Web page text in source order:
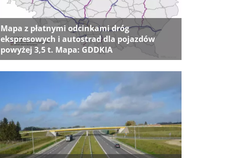
Mapa z płatnymi odcinkami dróg
ekspresowych i autostrad dla pojazdów
powyżej 3,5 t. Mapa: GDDKIA